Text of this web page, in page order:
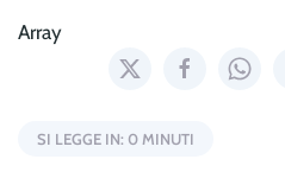
Array
SI LEGGE IN: 0 MINUTI